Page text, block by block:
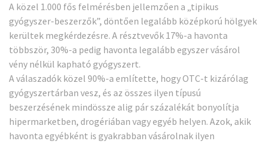
A közel 1.000 fős felmérésben jellemzően a „tipikus
gyógyszer-beszerzők”, döntően legalább középkorú hölgyek
kerültek megkérdezésre. A résztvevők 17%-a havonta
többször, 30%-a pedig havonta legalább egyszer vásárol
vény nélkül kapható gyógyszert.
A válaszadók közel 90%-a említette, hogy OTC-t kizárólag
gyógyszertárban vesz, és az összes ilyen típusú
beszerzésének mindössze alig pár százalékát bonyolítja
hipermarketben, drogériában vagy egyéb helyen. Azok, akik
havonta egyébként is gyakrabban vásárolnak ilyen